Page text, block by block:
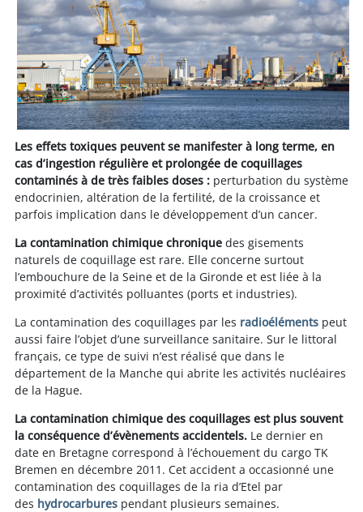
Les effets toxiques peuvent se manifester à long terme, en
cas d’ingestion régulière et prolongée de coquillages
contaminés à de très faibles doses :perturbation du système
endocrinien, altération de la fertilité, de la croissance et
parfois implication dans le développement d’un cancer.
La contamination chimique chroniquedes gisements
naturels de coquillage est rare. Elle concerne surtout
l’embouchure de la Seine et de la Gironde et est liée à la
proximité d’activités polluantes (ports et industries).
La contamination des coquillages par les radioéléments peut
aussi faire l’objet d’une surveillance sanitaire. Sur le littoral
français, ce type de suivi n’est réalisé que dans le
département de la Manche qui abrite les activités nucléaires
de la Hague.
La contamination chimique des coquillages est plus souvent
la conséquence d’évènements accidentels.Le dernier en
date en Bretagne correspond à l’échouement du cargo TK
Bremen en décembre 2011. Cet accident a occasionné une
contamination des coquillages de la ria d’Etel par
des hydrocarbures pendant plusieurs semaines.